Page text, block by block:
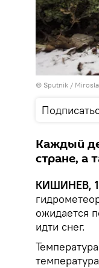
© Sputnik /
Каждый
стране, а
КИШИНЕВ,
ожидается
идти снег.